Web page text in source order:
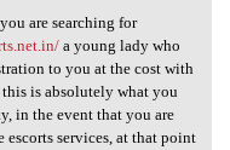
you are
are searching for
a young lady who
to you at the cost with
is absolutely what you
in the event that you are
escorts services, at that point